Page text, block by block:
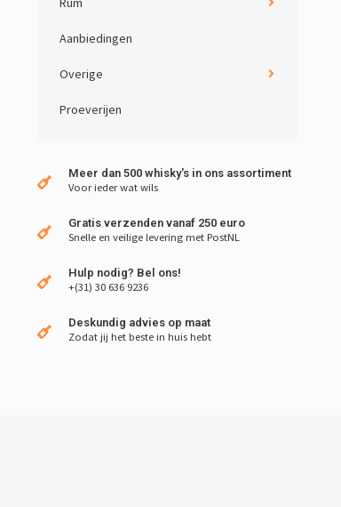
Aanbiedingen
Overige
Proeverijen
Meer dan 500 whisky's in ons assortiment
Voor ieder wat wils
Gratis verzenden vanaf 250 euro
Snelle en veilige levering met PostNL
Hulp nodig? Bel ons!
+(31) 30 636 9236
Deskundig advies op maat
Zodat jij het beste in huis hebt